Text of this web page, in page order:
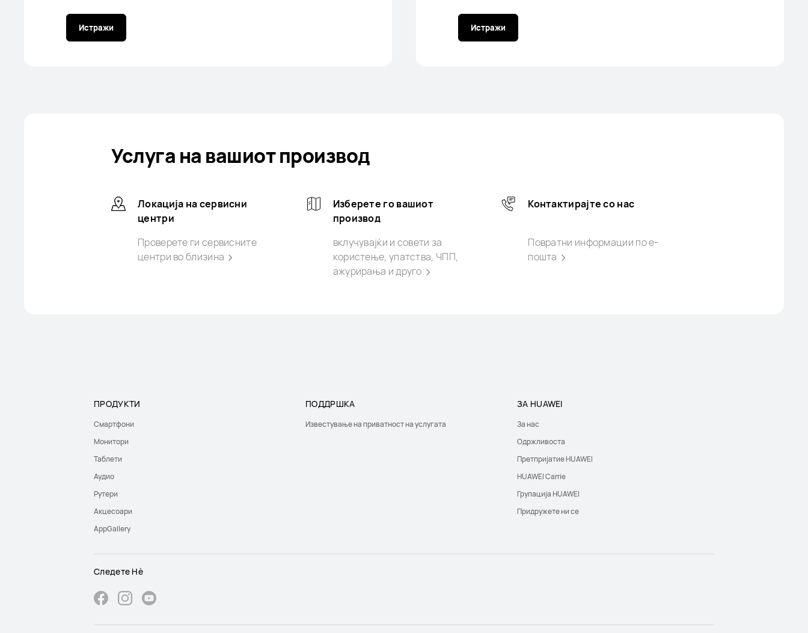
Истражи Истражи
Услуга на вашиот производ
Локација на сервисни
центри
Проверете ги сервисните
центри воблизина
Изберете го вашиот
производ
вклучувајќи и совети за
користење, упатства, ЧПП,
ажурирања идруго
Контактирајте со нас
Повратни информации пое-
пошта
ПРОДУКТИ
Смартфони
Монитори
Таблети
Аудио
Рутери
Акцесоари
AppGallery
ПОДДРШКА
Известување на приватност на услугата
ЗА HUAWEI
За нас
Oдржливоста
Претпријатие HUAWEI
HUAWEI Carrie
Групација HUAWEI
Придружете ни се
Следете Нѐ